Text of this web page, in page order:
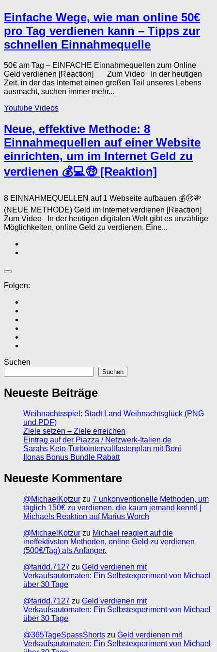
Einfache Wege, wie man online 50€
pro Tag verdienen kann – Tipps zur
schnellen Einnahmequelle
50€ am Tag – EINFACHE Einnahmequellen zum Online
Geld verdienen [Reaction] Zum Video In der heutigen
Zeit, in der das Internet einen großen Teil unseres Lebens
ausmacht, suchen immer mehr...
Youtube Videos
Neue, effektive Methode: 8
Einnahmequellen auf einer Website
einrichten, um im Internet Geld zu
verdienen 💰💻🤑 [Reaktion]
8 EINNAHMEQUELLEN auf 1 Webseite aufbauen 💰🤑💸
(NEUE METHODE) Geld im Internet verdienen [Reaction]
Zum Video In der heutigen digitalen Welt gibt es unzählige
Möglichkeiten, online Geld zu verdienen. Eine...
Folgen:
Suchen
Suchen
Neueste Beiträge
Weihnachtsspiel: Stadt Land Weihnachtsglück (PNG
und PDF)
Ziele setzen – Ziele erreichen
Eintrag auf der Piazza / Netzwerk-Italien.de
Sarahs Keto-Turbointervallfastenplan mit Boni
Ilonas Bonus Bundle Rabatt
Neueste Kommentare
@MichaelKotzur zu 7 unkonventionelle Methoden, um
täglich 150€ zu verdienen, die kaum jemand kennt! |
Michaels Reaktion auf Marius Worch
@MichaelKotzur zu Michael reagiert auf die
ineffektivsten Methoden, online Geld zu verdienen
(500€/Tag) als Anfänger.
@faridd.7127 zu Geld verdienen mit
Verkaufsautomaten: Ein Selbstexperiment von Michael
über 30 Tage
@faridd.7127 zu Geld verdienen mit
Verkaufsautomaten: Ein Selbstexperiment von Michael
über 30 Tage
@365TageSpassShorts zu Geld verdienen mit
Verkaufsautomaten: Ein Selbstexperiment von Michael